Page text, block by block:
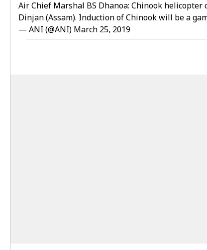
Air Chief Marshal BS Dhanoa: Chinook
Dinjan (Assam). Induction of Chinook will be a
— ANI (@ANI) March 25, 2019